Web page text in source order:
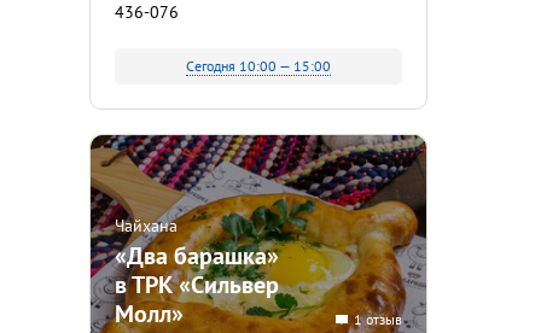
436-076
Сегодня 10:00 — 15:00
Чайхана
«Два барашка»
в ТРК «Сильвер
Молл»
1 отзыв